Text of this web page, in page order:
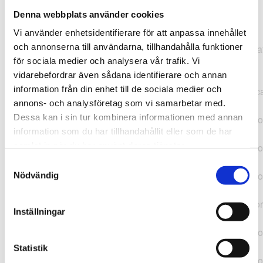
Denna webbplats använder cookies
Vi använder enhetsidentifierare för att anpassa innehållet
och annonserna till användarna, tillhandahålla funktioner
för sociala medier och analysera vår trafik. Vi
vidarebefordrar även sådana identifierare och annan
information från din enhet till de sociala medier och
annons- och analysföretag som vi samarbetar med.
Dessa kan i sin tur kombinera informationen med annan
information som du har tillhandahållit eller som de har
Nödvändig
Inställningar
Statistik
TypeError: "".concat(...).concat(...).replaceAll is not a
function at
https://webshop.pressbyran.se/_next/static/chunks/pages/
b1763451a2186f9e.js:1:11050 at Array.map
(<anonymous>) at K
(https://webshop.pressbyran.se/_next/static/chunks/pages/
b1763451a2186f9e.js:1:10836) at lk
(https://webshop.pressbyran.se/_next/static/chunks/
b241200379730ac0.js:1:129835) at i
(https://webshop.pressbyran.se/_next/static/chunks/
(https://webshop.pressbyran.se/_next/static/chunks/
https://webshop.pressbyran.se/_next/static/chunks/
b241200379730ac0.js:1:167872 at uI
(https://webshop.pressbyran.se/_next/static/chunks/
b241200379730ac0.js:1:167879) at ux
(https://webshop.pressbyran.se/_next/static/chunks/